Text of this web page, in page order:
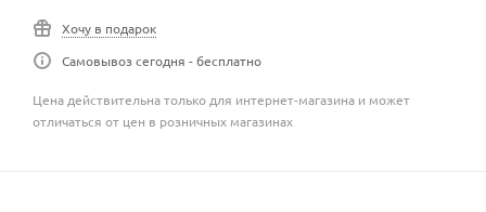
Хочу в подарок
Самовывоз сегодня - бесплатно
Цена действительна только для интернет-магазина и может
отличаться от цен в розничных магазинах